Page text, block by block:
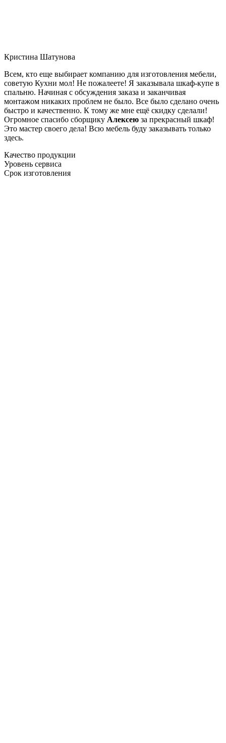
Кристина Шатунова
Всем, кто еще выбирает компанию для изготовления мебели,
советую Кухни мол! Не пожалеете! Я заказывала шкаф-купе в
спальню. Начиная с обсуждения заказа и заканчивая
монтажом никаких проблем не было. Все было сделано очень
быстро и качественно. К тому же мне ещё скидку сделали!
Огромное спасибо сборщику Алексею за прекрасный шкаф!
Это мастер своего дела! Всю мебель буду заказывать только
здесь.
Качество продукции
Уровень сервиса
Срок изготовления